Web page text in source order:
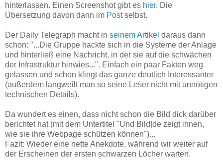
hinterlassen. Einen Screenshot gibt es hier. Die
Übersetzung davon dann im Postselbst.
Der Daily Telegraph macht in seinem Artikel daraus dann
schon: "...Die Gruppe hackte sich in die Systeme der Anlage
und hinterließ eine Nachricht, in der sie auf die schwächen
der Infrastruktur hinwies...". Einfach ein paar Fakten weg
gelassen und schon klingt das ganze deutlich Interessanter
(außerdem langweilt man so seine Leser nicht mit unnötigen
technischen Details).
Da wundert es einen, dass nicht schon die Bild dick darüber
berichtet hat (mit dem Untertitel "Und Bild|de zeigt ihnen,
wie sie ihre Webpage schützen können")...
Fazit: Wieder eine nette Anekdote, während wir weiter auf
der Erscheinen der ersten schwarzen Löcher warten.